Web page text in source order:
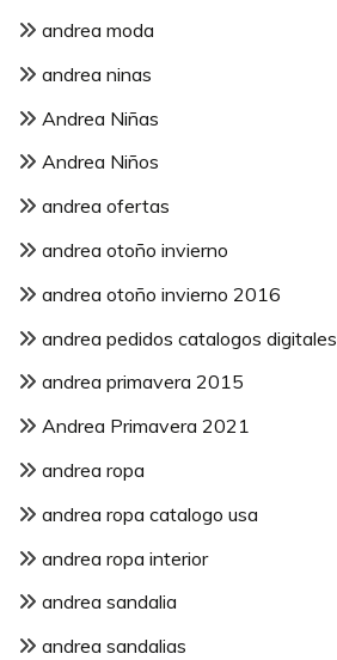
andrea moda
andrea ninas
Andrea Niñas
Andrea Niños
andrea ofertas
andrea otoño invierno
andrea otoño invierno 2016
andrea pedidos catalogos digitales
andrea primavera 2015
Andrea Primavera 2021
andrea ropa
andrea ropa catalogo usa
andrea ropa interior
andrea sandalia
andrea sandalias